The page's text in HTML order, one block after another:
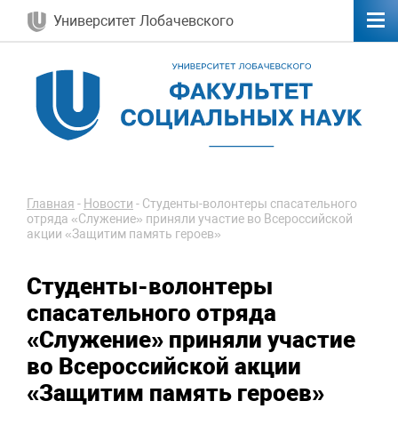
Университет Лобачевского
Главная - Новости - Студенты-волонтеры спасательного
отряда «Служение» приняли участие во Всероссийской
акции «Защитим память героев»
Студенты-волонтеры
спасательного отряда
«Служение» приняли участие
во Всероссийской акции
«Защитим память героев»